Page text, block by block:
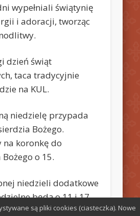
wypełniali świątynię
i adoracji, tworząc
dzień świąt
taca tradycyjnie
na KUL.
niedzielę przypada
Bożego.
na koronkę do
o 15.
niedzieli dodatkowe
będą o 11 i 17
są pliki cookies (ciasteczka). Nowe